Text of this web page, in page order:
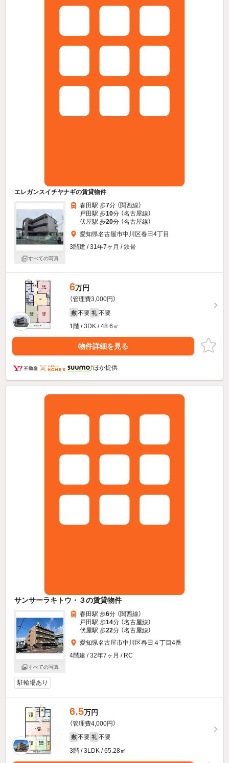
エレガンスイチヤナギの賃貸物件
すべての写真
春田駅 歩7分 （関西線）
戸田駅 歩10分 （名古屋線）
伏屋駅 歩20分 （名古屋線）
愛知県名古屋市中川区春田4丁目
3階建 / 31年7ヶ月 / 鉄骨
6万円
（管理費3,000円）
敷 不要 礼 不要
1階 / 3DK / 48.6㎡
物件詳細を見る
ほか提供
サンサーラキトウ・３の賃貸物件
すべての写真
春田駅 歩6分 （関西線）
戸田駅 歩14分 （名古屋線）
伏屋駅 歩22分 （名古屋線）
愛知県名古屋市中川区春田４丁目4番
4階建 / 32年7ヶ月 / RC
駐輪場あり
6.5万円
（管理費4,000円）
敷 不要 礼 不要
3階 / 3LDK / 65.28㎡